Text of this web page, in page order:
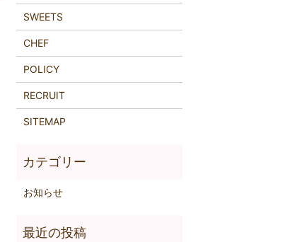
SWEETS
CHEF
POLICY
RECRUIT
SITEMAP
お知らせ